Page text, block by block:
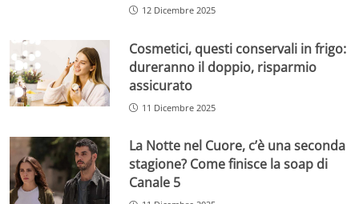
12 Dicembre 2025
Cosmetici, questi conservali in frigo:
dureranno il doppio, risparmio
assicurato
11 Dicembre 2025
La Notte nel Cuore, c’è una seconda
stagione? Come finisce la soap di
Canale 5